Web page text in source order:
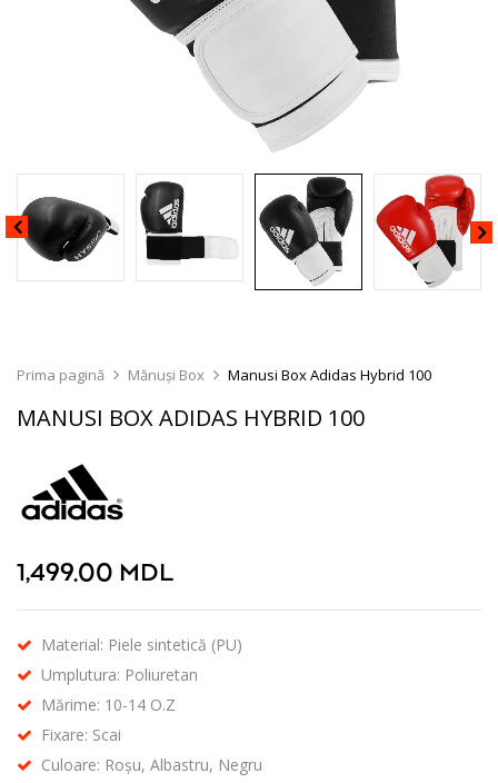
Prima pagină Mănuși Box Manusi Box Adidas Hybrid 100
MANUSI BOX ADIDAS HYBRID 100
1,499.00 MDL
Material: Piele sintetică (PU)
Umplutura: Poliuretan
Mărime: 10-14 O.Z
Fixare: Scai
Culoare: Roșu, Albastru, Negru